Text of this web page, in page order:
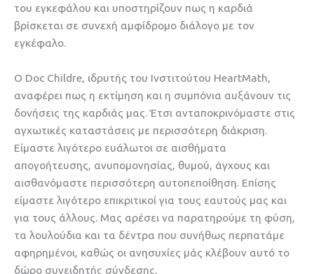
του εγκεφάλου και υποστηρίζουν πως η καρδιά
βρίσκεται σε συνεχή αμφίδρομο διάλογο με τον
εγκέφαλο.
Ο Doc Childre, ιδρυτής του Ινστιτούτου HeartMath,
αναφέρει πως η εκτίμηση και η συμπόνια αυξάνουν τις
δονήσεις της καρδιάς μας. Έτσι ανταποκρινόμαστε στις
αγχωτικές καταστάσεις με περισσότερη διάκριση.
Είμαστε λιγότερο ευάλωτοι σε αισθήματα
απογοήτευσης, ανυπομονησίας, θυμού, άγχους και
αισθανόμαστε περισσότερη αυτοπεποίθηση. Επίσης
είμαστε λιγότερο επικριτικοί για τους εαυτούς μας και
για τους άλλους. Μας αρέσει να παρατηρούμε τη φύση,
τα λουλούδια και τα δέντρα που συνήθως περπατάμε
αφηρημένοι, καθώς οι ανησυχίες μάς κλέβουν αυτό το
δώρο συνειδητής σύνδεσης.